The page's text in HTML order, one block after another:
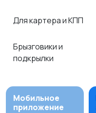
Для картера и КПП
Брызговики и
подкрылки
Мобильное
приложение